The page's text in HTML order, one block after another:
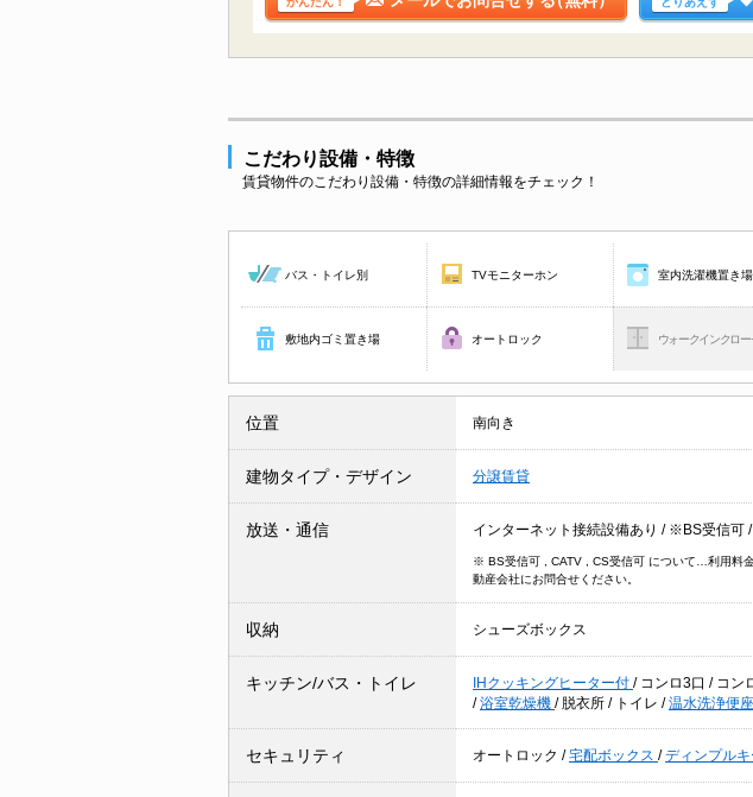
こだわり設備・特徴
賃貸物件のこだわり設備・特徴の詳細情報をチェック！
バス・トイレ別 TVモニターホン 室内洗濯機置き場
敷地内ゴミ置き場 オートロック ウォークインクロー
位置 南向き
建物タイプ・デザイン 分譲賃貸
放送・通信 インターネット接続設備あり / ※BS受信可 /
※ BS受信可 , CATV , CS受信可 について…利用料
動産会社にお問合せください。
収納 シューズボックス
キッチン/バス・トイレ IHクッキングヒーター付 / コンロ3口 / コン
/浴室乾燥機 / 脱衣所 / トイレ /温水洗浄便座
セキュリティ オートロック /宅配ボックス /ディンプルキ